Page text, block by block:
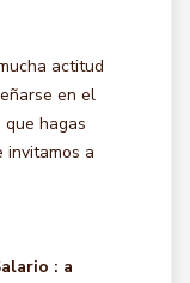
actitud
en el
que hagas
invitamos a
: a